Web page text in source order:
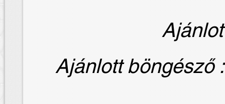
Ajánlott böngésző